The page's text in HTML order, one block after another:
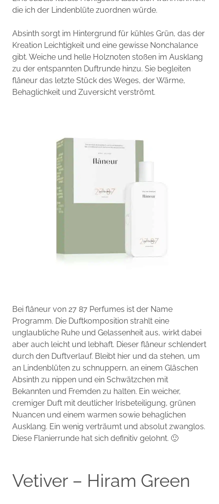
die ich der Lindenblüte zuordnen würde.
Absinth sorgt im Hintergrund für kühles Grün, das der
Kreation Leichtigkeit und eine gewisse Nonchalance
gibt. Weiche und helle Holznoten stoßen im Ausklang
zu der entspannten Duftrunde hinzu. Sie begleiten
flâneur das letzte Stück des Weges, der Wärme,
Behaglichkeit und Zuversicht verströmt.
Bei flâneur von 27 87 Perfumes ist der Name
Programm. Die Duftkomposition strahlt eine
unglaubliche Ruhe und Gelassenheit aus, wirkt dabei
aber auch leicht und lebhaft. Dieser flâneur schlendert
durch den Duftverlauf. Bleibt hier und da stehen, um
an Lindenblüten zu schnuppern, an einem Gläschen
Absinth zu nippen und ein Schwätzchen mit
Bekannten und Fremden zu halten. Ein weicher,
cremiger Duft mit deutlicher Irisbeteiligung, grünen
Nuancen und einem warmen sowie behaglichen
Ausklang. Ein wenig verträumt und absolut zwanglos.
Diese Flanierrunde hat sich definitiv gelohnt. 🙂
Vetiver – Hiram Green